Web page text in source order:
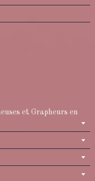
et Grapheurs en